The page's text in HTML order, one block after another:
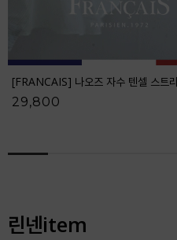
29,800
린넨item